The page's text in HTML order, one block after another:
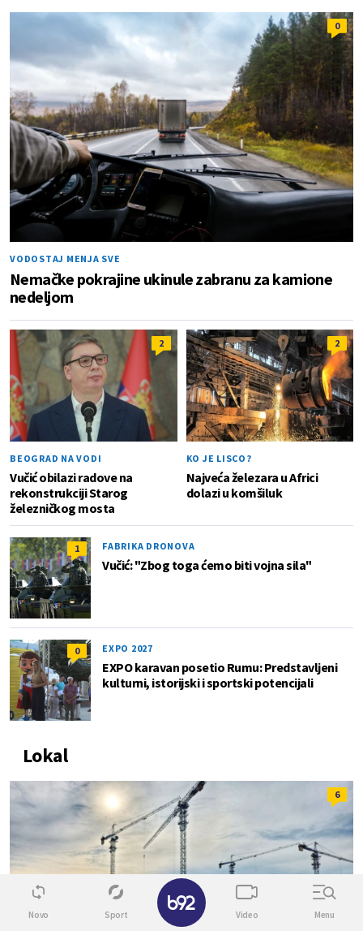
0
VODOSTAJ MENJA SVE
Nemačke pokrajine ukinule zabranu za kamione
nedeljom
2
BEOGRAD NA VODI
Vučić obilazi radove na
rekonstrukciji Starog
železničkog mosta
2
KO JE LISCO?
Najveća železara u Africi
dolazi u komšiluk
1 FABRIKA DRONOVA
Vučić: "Zbog toga ćemo biti vojna sila"
0 EXPO 2027
EXPO karavan posetio Rumu: Predstavljeni
kulturni, istorijski i sportski potencijali
Lokal
6
Novo Sport Video Menu
✕